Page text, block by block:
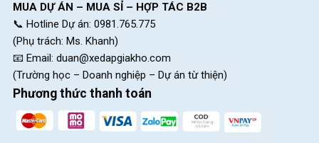
Cửa hàng xe đạp Tân Phú: Nhấn để xem đường đi
Cửa hàng xe đạp Thủ Đức:
Cửa hàng xe đạp Quận 7:Nhấn để xem đường đi
Cửa hàng xe đạp Dĩ An:
Nhấn để xem đường đi
SKU:F429
MUA DỰ ÁN – MUA SỈ – HỢP TÁC B2B
📞 Hotline Dự án: 0981.765.775
(Phụ trách: Ms. Khanh)
📧 Email: duan@xedapgiakho.com
(Trường học – Doanh nghiệp – Dự án từ thiện)
Phương thức thanh toán